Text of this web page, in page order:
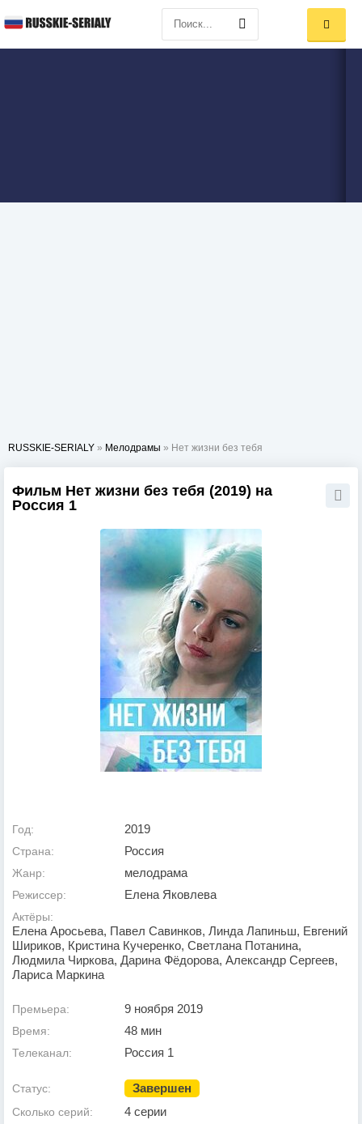
RUSSKIE-SERIALY » Мелодрамы » Нет жизни без тебя
Фильм Нет жизни без тебя (2019) на
Россия 1
Год: 2019
Страна: Россия
Жанр: мелодрама
Режиссер: Елена Яковлева
Актёры:
Елена Аросьева, Павел Савинков, Линда Лапиньш, Евгений
Шириков, Кристина Кучеренко, Светлана Потанина,
Людмила Чиркова, Дарина Фёдорова, Александр Сергеев,
Лариса Маркина
Премьера: 9 ноября 2019
Время: 48 мин
Телеканал: Россия 1
Статус: Завершен
Сколько серий: 4 серии